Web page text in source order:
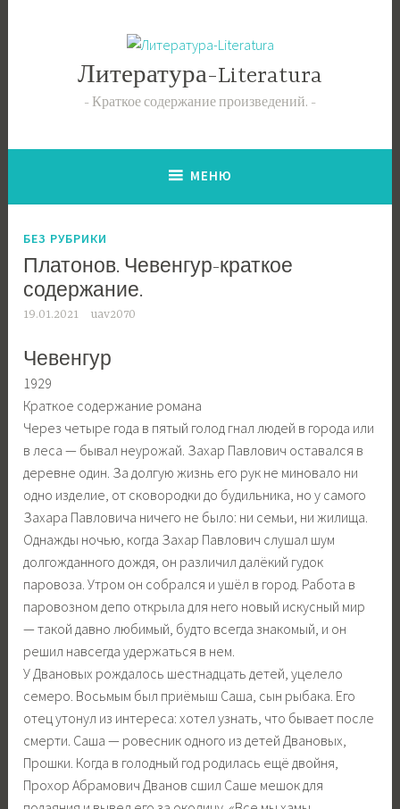
Литература-Literatura
Краткое содержание произведений.
МЕНЮ
БЕЗ РУБРИКИ
Платонов. Чевенгур-краткое
содержание.
19.01.2021 uav2070
Чевенгур
1929
Краткое содержание романа
Через четыре года в пятый голод гнал людей в города или
в леса — бывал неурожай. Захар Павлович оставался в
деревне один. За долгую жизнь его рук не миновало ни
одно изделие, от сковородки до будильника, но у самого
Захара Павловича ничего не было: ни семьи, ни жилища.
Однажды ночью, когда Захар Павлович слушал шум
долгожданного дождя, он различил далёкий гудок
паровоза. Утром он собрался и ушёл в город. Работа в
паровозном депо открыла для него новый искусный мир
— такой давно любимый, будто всегда знакомый, и он
решил навсегда удержаться в нем.
У Двановых рождалось шестнадцать детей, уцелело
семеро. Восьмым был приёмыш Саша, сын рыбака. Его
отец утонул из интереса: хотел узнать, что бывает после
смерти. Саша — ровесник одного из детей Двановых,
Прошки. Когда в голодный год родилась ещё двойня,
Прохор Абрамович Дванов сшил Саше мешок для